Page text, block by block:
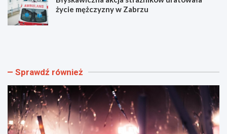
życie mężczyzny w Zabrzu
W
i
w
y
d
a
r
N
b
a
z
d
y
i
Sprawdź również